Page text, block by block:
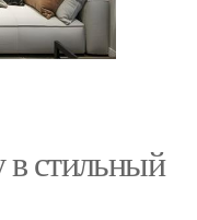
в стильный